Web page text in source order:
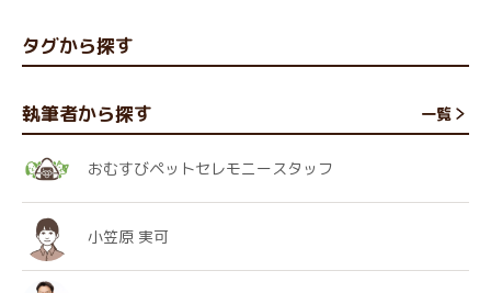
タグから探す
執筆者から探す 一覧
おむすびペットセレモニースタッフ
小笠原 実可